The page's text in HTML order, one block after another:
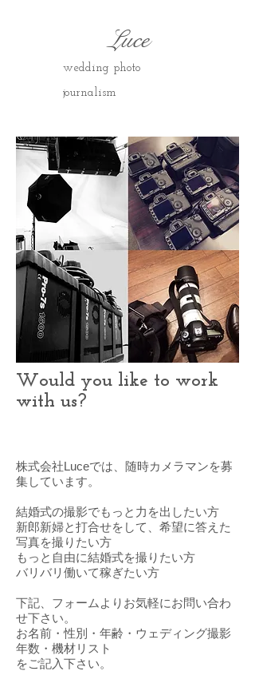
Luce
wedding photo
journalism
Would you like to work
with us?
株式会社Luceでは、随時カメラマンを募
集しています。
結婚式の撮影でもっと力を出したい方
新郎新婦と打合せをして、希望に答えた
写真を撮りたい方
もっと自由に結婚式を撮りたい方
バリバリ働いて稼ぎたい方
下記、フォームよりお気軽にお問い合わ
せ下さい。
お名前・性別・年齢・ウェディング撮影
年数・機材リスト
をご記入下さい。